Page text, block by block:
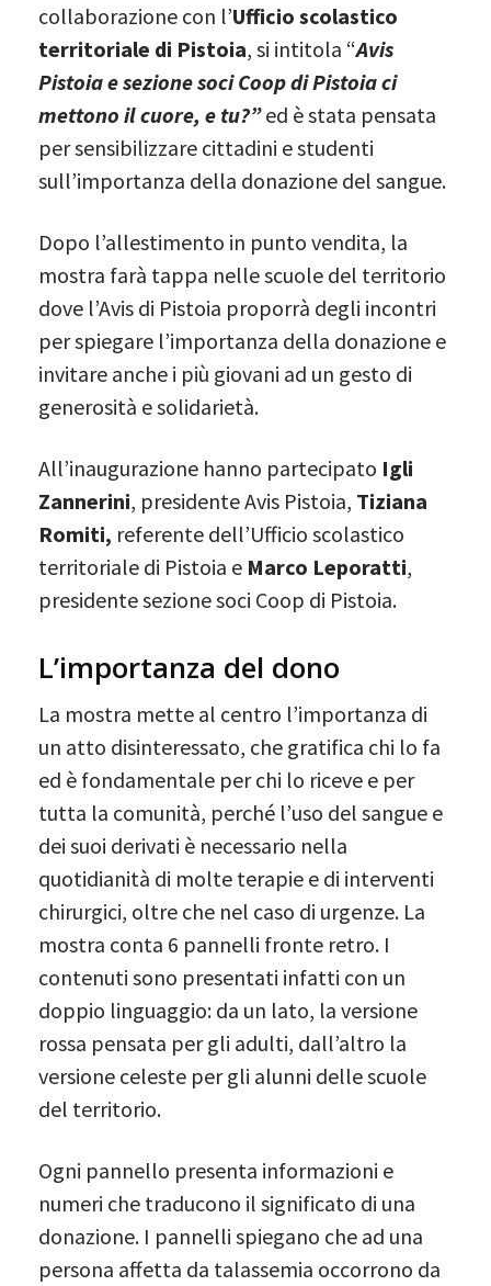
collaborazione con l’Ufficio scolastico
territoriale di Pistoia, si intitola “Avis
Pistoia e sezione soci Coop di Pistoia ci
mettono il cuore, e tu?”ed è stata pensata
per sensibilizzare cittadini e studenti
sull’importanza della donazione del sangue.
Dopo l’allestimento in punto vendita, la
mostra farà tappa nelle scuole del territorio
dove l’Avis di Pistoia proporrà degli incontri
per spiegare l’importanza della donazione e
invitare anche i più giovani ad un gesto di
generosità e solidarietà.
All’inaugurazione hanno partecipato Igli
Zannerini, presidente Avis Pistoia, Tiziana
Romiti, referente dell’Ufficio scolastico
territoriale di Pistoia e Marco Leporatti,
presidente sezione soci Coop di Pistoia.
L’importanza del dono
La mostra mette al centro l’importanza di
un atto disinteressato, che gratifica chi lo fa
ed è fondamentale per chi lo riceve e per
tutta la comunità, perché l’uso del sangue e
dei suoi derivati è necessario nella
quotidianità di molte terapie e di interventi
chirurgici, oltre che nel caso di urgenze. La
mostra conta 6 pannelli fronte retro. I
contenuti sono presentati infatti con un
doppio linguaggio: da un lato, la versione
rossa pensata per gli adulti, dall’altro la
versione celeste per gli alunni delle scuole
del territorio.
Ogni pannello presenta informazioni e
numeri che traducono il significato di una
donazione. I pannelli spiegano che ad una
persona affetta da talassemia occorrono da